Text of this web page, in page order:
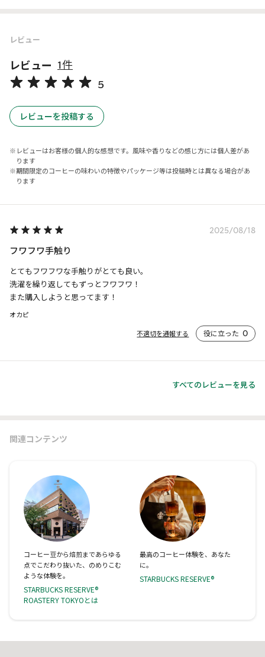
レビュー
レビュー 1件
5
レビューを投稿する
レビューはお客様の個人的な感想です。風味や香りなどの感じ方には個人差があ
ります
期間限定のコーヒーの味わいの特徴やパッケージ等は投稿時とは異なる場合があ
ります
2025/08/18
フワフワ手触り
とてもフワフワな手触りがとても良い。
洗濯を繰り返してもずっとフワフワ！
また購入しようと思ってます！
オカピ
不適切を通報する 役に立った 0
すべてのレビューを見る
関連コンテンツ
コーヒー豆から焙煎まであらゆる
点でこだわり抜いた、のめりこむ
ような体験を。
STARBUCKS RESERVE®
ROASTERY TOKYOとは
最高のコーヒー体験を、あなた
に。
STARBUCKS RESERVE®